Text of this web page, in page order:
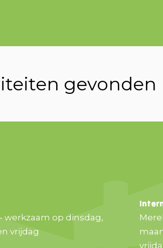
gevonden
werkzaam op dinsdag,
vrijdag